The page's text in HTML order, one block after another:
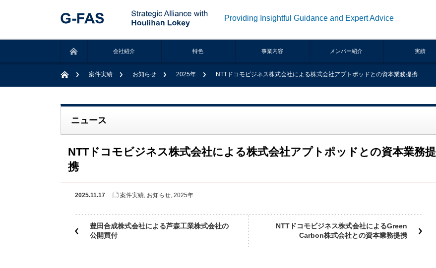
Providing Insightful Guidance and Expert Advice
会社紹介 特色 事業内容 メンバー紹介 実績
案件実績 お知らせ 2025年 NTTドコモビジネス株式会社による株式会社アプトポッドとの資本業務提携
ニュース
NTTドコモビジネス株式会社による株式会社アプトポッドとの資本業務提
携
2025.11.17 案件実績, お知らせ, 2025年
豊田合成株式会社による芦森工業株式会社の
公開買付
NTTドコモビジネス株式会社によるGreen
Carbon株式会社との資本業務提携